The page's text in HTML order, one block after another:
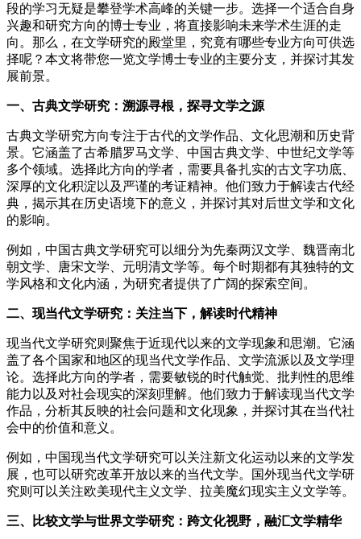
段的学习无疑是攀登学术高峰的关键一步。选择一个适合自身
兴趣和研究方向的博士专业，将直接影响未来学术生涯的走
向。那么，在文学研究的殿堂里，究竟有哪些专业方向可供选
择呢？本文将带您一览文学博士专业的主要分支，并探讨其发
展前景。
一、古典文学研究：溯源寻根，探寻文学之源
古典文学研究方向专注于古代的文学作品、文化思潮和历史背
景。它涵盖了古希腊罗马文学、中国古典文学、中世纪文学等
多个领域。选择此方向的学者，需要具备扎实的古文字功底、
深厚的文化积淀以及严谨的考证精神。他们致力于解读古代经
典，揭示其在历史语境下的意义，并探讨其对后世文学和文化
的影响。
例如，中国古典文学研究可以细分为先秦两汉文学、魏晋南北
朝文学、唐宋文学、元明清文学等。每个时期都有其独特的文
学风格和文化内涵，为研究者提供了广阔的探索空间。
二、现当代文学研究：关注当下，解读时代精神
现当代文学研究则聚焦于近现代以来的文学现象和思潮。它涵
盖了各个国家和地区的现当代文学作品、文学流派以及文学理
论。选择此方向的学者，需要敏锐的时代触觉、批判性的思维
能力以及对社会现实的深刻理解。他们致力于解读现当代文学
作品，分析其反映的社会问题和文化现象，并探讨其在当代社
会中的价值和意义。
例如，中国现当代文学研究可以关注新文化运动以来的文学发
展，也可以研究改革开放以来的当代文学。国外现当代文学研
究则可以关注欧美现代主义文学、拉美魔幻现实主义文学等。
三、比较文学与世界文学研究：跨文化视野，融汇文学精华